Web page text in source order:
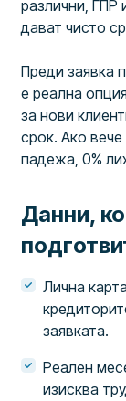
различни,
дават чисто
Преди заявка
е реална
за нови
срок. Ако
падежа, 0%
Данни,
Лична
заявката.
Реален
изисква